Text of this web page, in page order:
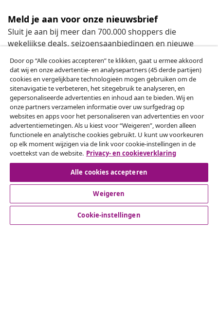
Meld je aan voor onze nieuwsbrief
Sluit je aan bij meer dan 700.000 shoppers die
wekelijkse deals, seizoensaanbiedingen en nieuwe
Onze sociale media
Herroeping van de overeenkomst
Een annulering voor je bestelling indienen
Herroeping van de overeenkomst
Klantenservice
Door op “Alle cookies accepteren” te klikken, gaat u ermee akkoord
dat wij en onze advertentie- en analysepartners (45 derde partijen)
cookies en vergelijkbare technologieën mogen gebruiken om de
sitenavigatie te verbeteren, het sitegebruik te analyseren, en
gepersonaliseerde advertenties en inhoud aan te bieden. Wij en
onze partners verzamelen informatie over uw surfgedrag op
websites en apps voor het personaliseren van advertenties en voor
advertentiemetingen. Als u kiest voor “Weigeren”, worden alleen
functionele en analytische cookies gebruikt. U kunt uw voorkeuren
op elk moment wijzigen via de link voor cookie-instellingen in de
voettekst van de website. Privacy- en cookieverklaring
Alle cookies accepteren
Weigeren
Cookie-instellingen